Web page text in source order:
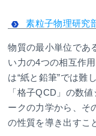
素粒子物理研究
物質の最小単位であ
い力の4つの相互作
は“紙と鉛筆”では難
「格子QCD」の数
ークの力学から、そ
の性質を導き出すこ